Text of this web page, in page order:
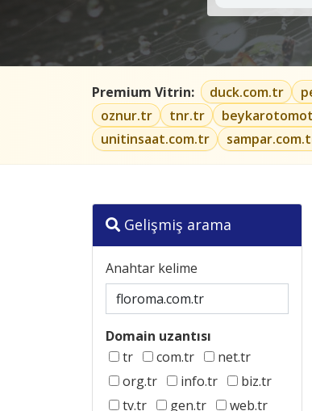
Premium Vitrin: duck.com.tr
oznur.tr
tnr.tr
unitinsaat.com.tr
Gelişmiş arama
Anahtar kelime
Domain uzantısı
tr
com.tr
net.tr
org.tr
info.tr
biz.tr
tv.tr
gen.tr
web.tr